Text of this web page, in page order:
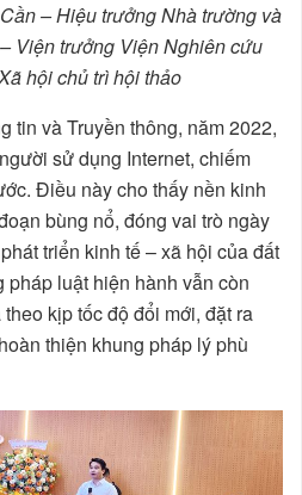
– Hiệu trưởng Nhà trường và
Viện trưởng Viện Nghiên cứu
hội chủ trì hội thảo
tin và Truyền thông, năm 2022,
sử dụng Internet, chiếm
Điều này cho thấy nền kinh
bùng nổ, đóng vai trò ngày
triển kinh tế – xã hội của đất
pháp luật hiện hành vẫn còn
kịp tốc độ đổi mới, đặt ra
thiện khung pháp lý phù